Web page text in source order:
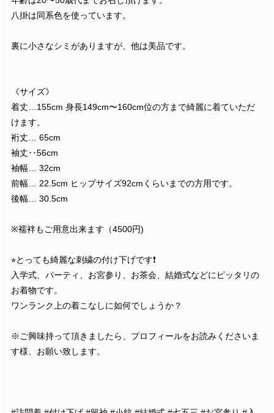
八掛は同系色を使っています。
裏に小さなシミがありますが、他は美品です。
《サイズ》
着丈…155cm 身長149cm〜160cm位の方まで綺麗に着ていただ
けます。
裄丈… 65cm
袖丈‥56cm
袖幅… 32cm
前幅… 22.5cm ヒップサイズ92cmくらいまでの方用です。
後幅… 30.5cm
※襦袢もご用意出来ます（4500円)
⭐︎とっても綺麗な刺繍の付け下げです❗️
入学式、パーティ、お宮参り、お茶会、結婚式などにピッタリの
お着物です。
ワンランク上の着こなしに如何でしょうか？
※ご興味持って頂きましたら、プロフィールをお読みくださいま
す様、お願い致します。